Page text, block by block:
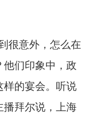
很意外，怎么在
们印象中，政
样的宴会。听说
播拜尔说，上海